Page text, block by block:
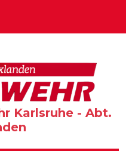
Karlsruhe - Abt.